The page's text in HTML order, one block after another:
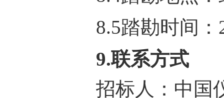
8.5踏勘时间：
9.联系方式
招标人：中国